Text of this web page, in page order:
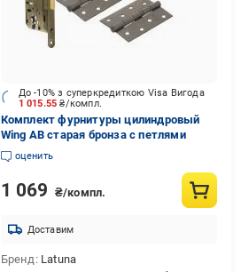
1 015.55₴/компл.
До -10% з суперкредиткою Visa Вигода
Комплект фурнитуры цилиндровый
Wing AB старая бронза с петлями
оценить
1 069 ₴/компл.
Доставим
Бренд Latuna